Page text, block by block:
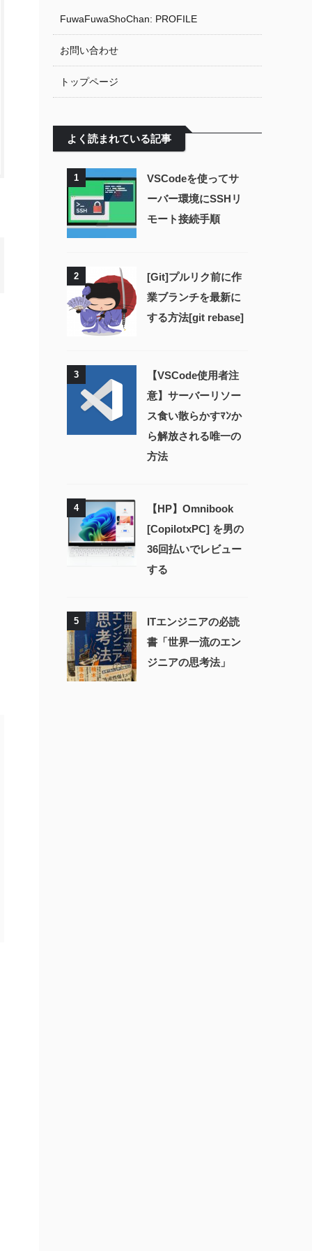
FuwaFuwaShoChan: PROFILE
お問い合わせ
トップページ
よく読まれている記事
1
VSCodeを使ってサ
ーバー環境にSSHリ
モート接続手順
2
[Git]プルリク前に作
業ブランチを最新に
する方法[git rebase]
3
【VSCode使用者注
意】サーバーリソー
ス食い散らかすﾏﾝか
ら解放される唯一の
方法
4
【HP】Omnibook
[CopilotxPC] を男の
36回払いでレビュー
する
5
ITエンジニアの必読
書「世界一流のエン
ジニアの思考法」